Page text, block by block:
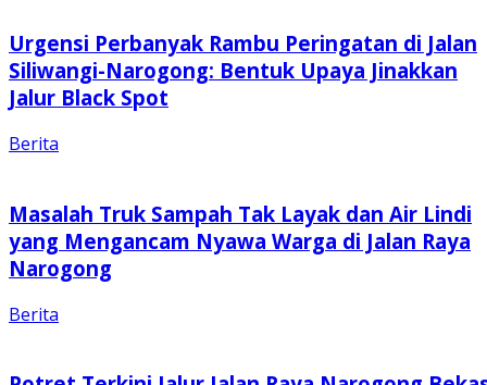
Urgensi Perbanyak Rambu Peringatan di Jalan
Siliwangi-Narogong: Bentuk Upaya Jinakkan
Jalur Black Spot
Berita
Masalah Truk Sampah Tak Layak dan Air Lindi
yang Mengancam Nyawa Warga di Jalan Raya
Narogong
Berita